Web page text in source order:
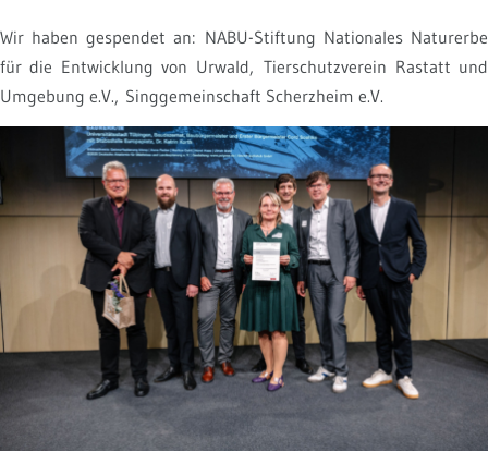
Wir haben gespendet an: NABU-Stiftung Nationales Naturerbe
für die Entwicklung von Urwald, Tierschutzverein Rastatt und
Umgebung e.V., Singgemeinschaft Scherzheim e.V.